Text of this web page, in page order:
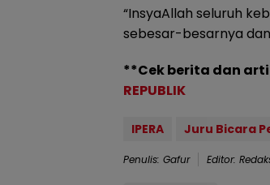
“InsyaAllah seluruh
sebesar-besarnya
**Cek berita dan
REPUBLIK
IPERA Juru Bicara
Penulis: Gafur Editor: